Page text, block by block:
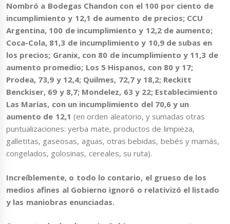
Nombró a Bodegas Chandon con el 100 por ciento de
incumplimiento y 12,1 de aumento de precios; CCU
Argentina, 100 de incumplimiento y 12,2 de aumento;
Coca-Cola, 81,3 de incumplimiento y 10,9 de subas en
los precios; Granix, con 80 de incumplimiento y 11,3 de
aumento promedio; Los 5 Hispanos, con 80 y 17;
Prodea, 73,9 y 12,4; Quilmes, 72,7 y 18,2; Reckitt
Benckiser, 69 y 8,7; Mondelez, 63 y 22; Establecimiento
Las Marías, con un incumplimiento del 70,6 y un
aumento de 12,1 (en orden aleatorio, y sumadas otras
puntualizaciones: yerba mate, productos de limpieza,
galletitas, gaseosas, aguas, otras bebidas, bebés y mamás,
congelados, golosinas, cereales, su ruta).
Increíblemente, o todo lo contario, el grueso de los
medios afines al Gobierno ignoró o relativizó el listado
y las maniobras enunciadas.